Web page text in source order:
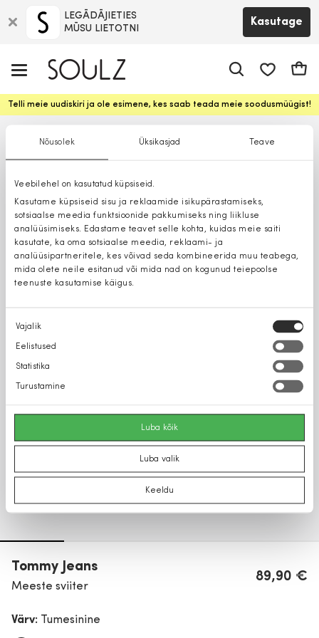
Nõusolek Üksikasjad Teave
Veebilehel on kasutatud küpsiseid.
Kasutame küpsiseid sisu ja reklaamide isikupärastamiseks,
sotsiaalse meedia funktsioonide pakkumiseks ning liikluse
analüüsimiseks. Edastame teavet selle kohta, kuidas meie saiti
kasutate, ka oma sotsiaalse meedia, reklaami- ja
analüüsipartneritele, kes võivad seda kombineerida muu teabega,
mida olete neile esitanud või mida nad on kogunud teiepoolse
teenuste kasutamise käigus.
Nõusoleku
valik
Vajalik
Eelistused
Statistika
Turustamine
Luba kõik
Luba valik
Keeldu
LEGĀDĀJIETIES
MŪSU LIETOTNI
Kasutage
Telli meie uudiskiri ja ole esimene, kes saab teada meie soodusmüügist!
Tommy Jeans
Meeste sviiter
89,90 €
Värv: Tumesinine